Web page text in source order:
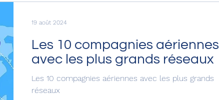
Les 10 compagnies aériennes
avec les plus grands réseaux
Les 10 compagnies aériennes avec les plus grands
réseaux
19 août 2024